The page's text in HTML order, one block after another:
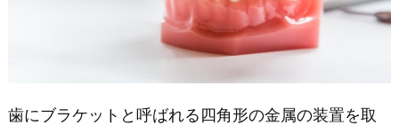
歯にブラケットと呼ばれる四角形の金属の装置を取